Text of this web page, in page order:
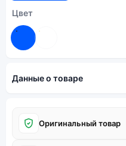
Цвет
Данные о товаре
Оригинальный товар